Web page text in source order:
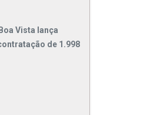
Vista lança
de 1.998